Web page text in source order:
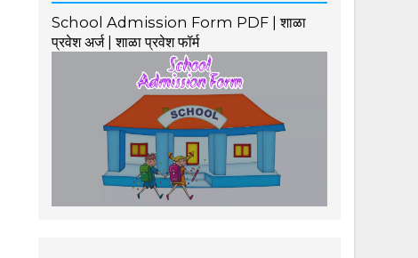
School Admission Form PDF | शाळा
प्रवेश अर्ज | शाळा प्रवेश फॉर्म